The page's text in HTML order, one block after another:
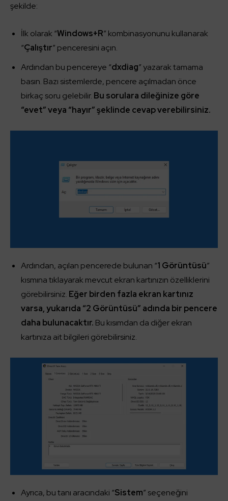
şekilde:
İlk olarak “Windows+R” kombinasyonunu kullanarak
“Çalıştır” penceresini açın.
Ardından bu pencereye “dxdiag” yazarak tamama
basın. Bazı sistemlerde, pencere açılmadan önce
birkaç soru gelebilir. Bu sorulara dileğinize göre
“evet” veya “hayır” şeklinde cevap verebilirsiniz.
Ardından, açılan pencerede bulunan “1 Görüntüsü”
kısmına tıklayarak mevcut ekran kartınızın özelliklerini
görebilirsiniz. Eğer birden fazla ekran kartınız
varsa, yukarıda “2 Görüntüsü” adında bir pencere
daha bulunacaktır. Bu kısımdan da diğer ekran
kartınıza ait bilgileri görebilirsiniz.
Ayrıca, bu tanı aracındaki “Sistem” seçeneğini